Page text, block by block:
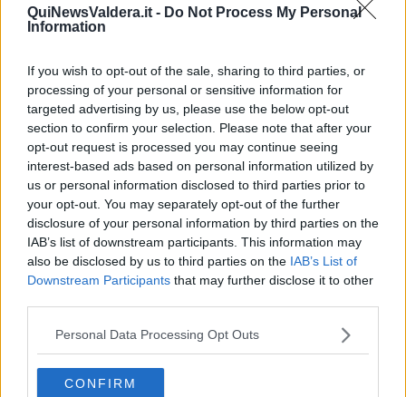
QuiNewsValdera.it - Do Not Process My Personal
Information
If you wish to opt-out of the sale, sharing to third parties, or
processing of your personal or sensitive information for
targeted advertising by us, please use the below opt-out
section to confirm your selection. Please note that after your
opt-out request is processed you may continue seeing
interest-based ads based on personal information utilized by
us or personal information disclosed to third parties prior to
your opt-out. You may separately opt-out of the further
disclosure of your personal information by third parties on the
IAB’s list of downstream participants. This information may
also be disclosed by us to third parties on the IAB’s List of
Downstream Participants that may further disclose it to other
Personal Data Processing Opt Outs
CONFIRM
Ponsacco Capo Verde con la passione delle foto
Good night
Il gorgo
Il nespolo
Sudario
Pubblicare humanum est
Meglio la nostra Gazosa della CocaCola
​Dario Dainelli torna a casa viola
​Un' estate senza Andrea